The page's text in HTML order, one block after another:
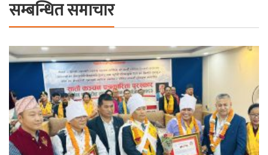
सम्बन्धित समाचार